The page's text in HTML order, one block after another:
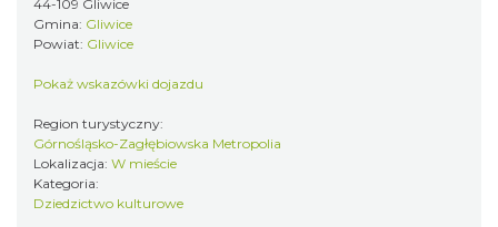
44-109 Gliwice
Gmina: Gliwice
Powiat: Gliwice
Pokaż wskazówki dojazdu
Region turystyczny:
Górnośląsko-Zagłębiowska Metropolia
Lokalizacja: W mieście
Kategoria:
Dziedzictwo kulturowe